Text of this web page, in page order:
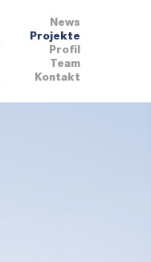
News
Projekte
Profil
Team
Kontakt